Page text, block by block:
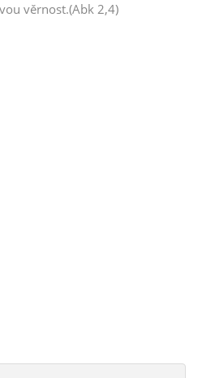
věrnost.(Abk 2,4)